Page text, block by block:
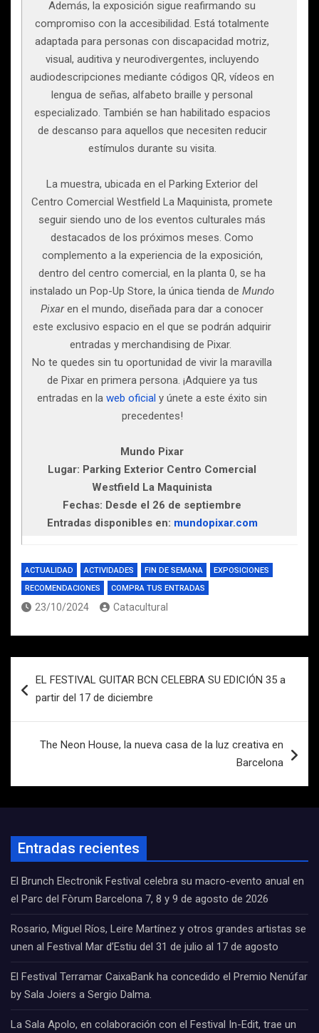
Además, la exposición sigue reafirmando su
compromiso con la accesibilidad. Está totalmente
adaptada para personas con discapacidad motriz,
visual, auditiva y neurodivergentes, incluyendo
audiodescripciones mediante códigos QR, vídeos en
lengua de señas, alfabeto braille y personal
especializado. También se han habilitado espacios
de descanso para aquellos que necesiten reducir
estímulos durante su visita.
La muestra, ubicada en el Parking Exterior del
Centro Comercial Westfield La Maquinista, promete
seguir siendo uno de los eventos culturales más
destacados de los próximos meses. Como
complemento a la experiencia de la exposición,
dentro del centro comercial, en la planta 0, se ha
instalado un Pop-Up Store, la única tienda de Mundo
Pixaren el mundo, diseñada para dar a conocer
este exclusivo espacio en el que se podrán adquirir
entradas y merchandising de Pixar.
No te quedes sin tu oportunidad de vivir la maravilla
de Pixar en primera persona. ¡Adquiere ya tus
entradas en la web oficial y únete a este éxito sin
precedentes!
Mundo Pixar
Lugar: Parking Exterior Centro Comercial
Westfield La Maquinista
Fechas: Desde el 26 de septiembre
Entradas disponibles en: mundopixar.com
ACTUALIDAD ACTIVIDADES FIN DE SEMANA
EXPOSICIONES
RECOMENDACIONES
COMPRA TUS ENTRADAS
23/10/2024 Catacultural
de
EL FESTIVAL GUITAR BCN CELEBRA SU EDICIÓN 35 a
partir del 17 de diciembre
The Neon House, la nueva casa de la luz creativa en
Barcelona
Entradas recientes
El Brunch Electronik Festival celebra su macro-evento anual en
el Parc del Fòrum Barcelona 7, 8 y 9 de agosto de 2026
Rosario, Miguel Ríos, Leire Martínez y otros grandes artistas se
unen al Festival Mar d’Estiu del 31 de julio al 17 de agosto
El Festival Terramar CaixaBank ha concedido el Premio Nenúfar
by Sala Joiers a Sergio Dalma.
La Sala Apolo, en colaboración con el Festival In-Edit, trae un